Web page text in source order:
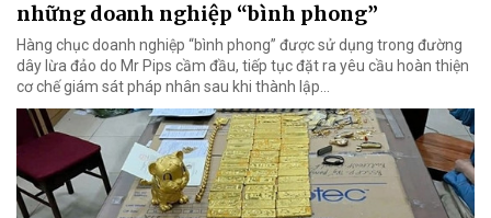
những doanh nghiệp “bình phong”
Hàng chục doanh nghiệp “bình phong” được sử dụng trong đường
dây lừa đảo do Mr Pips cầm đầu, tiếp tục đặt ra yêu cầu hoàn thiện
cơ chế giám sát pháp nhân sau khi thành lập…